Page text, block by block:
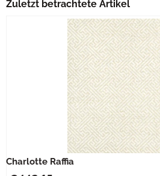
Zuletzt betrachtete Artikel
Charlotte Raffia